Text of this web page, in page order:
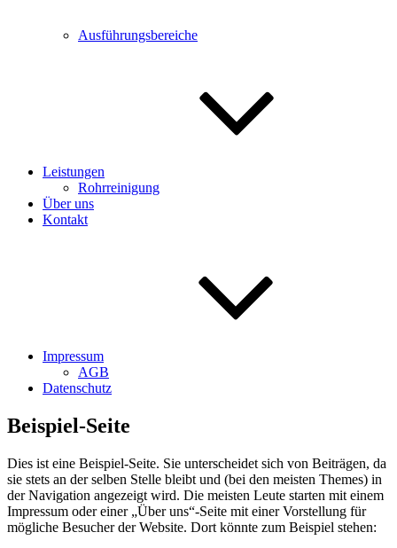
Ausführungsbereiche
Leistungen
Rohrreinigung
Über uns
Kontakt
Impressum
AGB
Datenschutz
Beispiel-Seite
Dies ist eine Beispiel-Seite. Sie unterscheidet sich von Beiträgen, da
sie stets an der selben Stelle bleibt und (bei den meisten Themes) in
der Navigation angezeigt wird. Die meisten Leute starten mit einem
Impressum oder einer „Über uns“-Seite mit einer Vorstellung für
mögliche Besucher der Website. Dort könnte zum Beispiel stehen: